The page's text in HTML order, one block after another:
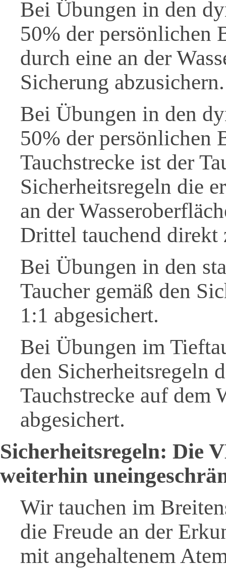
Bei Übungen in den
50% der persönlichen
durch eine an der
Sicherung abzusichern.
Bei Übungen in den
50% der persönlichen
Tauchstrecke ist der
Sicherheitsregeln die
an der
Drittel tauchend direkt
Bei Übungen in den
Taucher gemäß den
1:1 abgesichert.
Bei Übungen im
den Sicherheitsregeln
Tauchstrecke auf dem
abgesichert.
Sicherheitsregeln: Die
weiterhin
Wir tauchen im
die Freude an der
mit angehaltenem